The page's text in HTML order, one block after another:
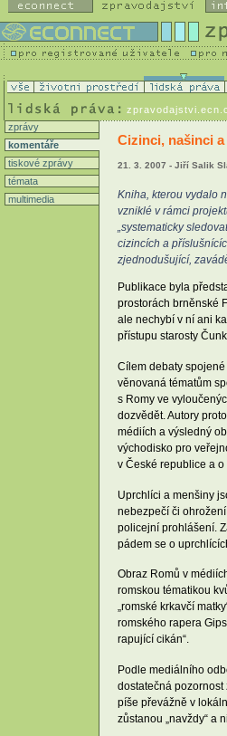
zprávy
komentáře
tiskové zprávy
témata
multimedia
Cizinci, našinci
21. 3. 2007 - Jiří Salik
Kniha, kterou vydalo
vzniklé v rámci
„systematicky
cizincích a
zjednodušující,
Publikace byla
prostorách brněnské
ale nechybí v ní ani
přístupu starosty
Cílem debaty
věnovaná tématům
s Romy ve
dozvědět. Autory
médiích a výsledný
východisko pro
v České republice a o
Uprchlíci a menšiny
nebezpečí či
policejní prohlášení.
pádem se o
Obraz Romů v
romskou tématikou
„romské krkavčí
romského rapera
rapující cikán“.
Podle mediálního
dostatečná
píše převážně v
zůstanou „navždy“ a